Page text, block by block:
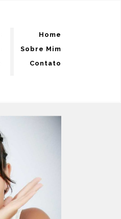
Home
Sobre Mim
Contato